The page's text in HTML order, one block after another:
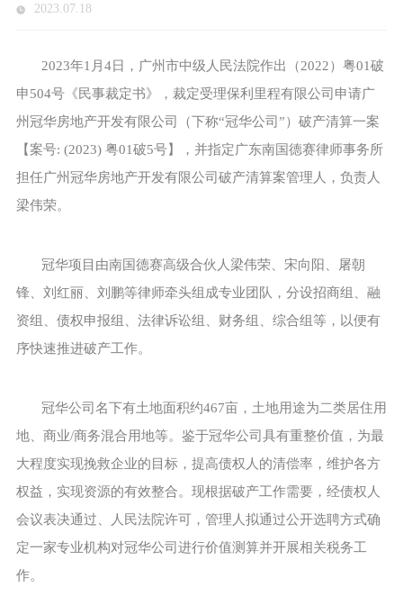
2023.07.18
2023年1月4日，广州市中级人民法院作出（2022）粤01破
申504号《民事裁定书》，裁定受理保利里程有限公司申请广
州冠华房地产开发有限公司（下称“冠华公司”）破产清算一案
【案号: (2023) 粤01破5号】，并指定广东南国德赛律师事务所
担任广州冠华房地产开发有限公司破产清算案管理人，负责人
梁伟荣。
冠华项目由南国德赛高级合伙人梁伟荣、宋向阳、屠朝
锋、刘红丽、刘鹏等律师牵头组成专业团队，分设招商组、融
资组、债权申报组、法律诉讼组、财务组、综合组等，以便有
序快速推进破产工作。
冠华公司名下有土地面积约467亩，土地用途为二类居住用
地、商业/商务混合用地等。鉴于冠华公司具有重整价值，为最
大程度实现挽救企业的目标，提高债权人的清偿率，维护各方
权益，实现资源的有效整合。现根据破产工作需要，经债权人
会议表决通过、人民法院许可，管理人拟通过公开选聘方式确
定一家专业机构对冠华公司进行价值测算并开展相关税务工
作。